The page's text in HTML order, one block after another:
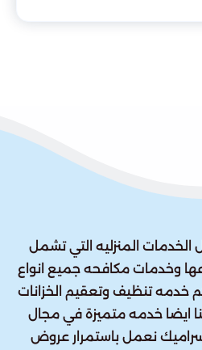
الخدمات المنزليه التي تشمل
وخدمات مكافحه جميع انواع
خدمه تنظيف وتعقيم الخزانات
ايضا خدمه متميزة في مجال
نعمل باستمرار عروض